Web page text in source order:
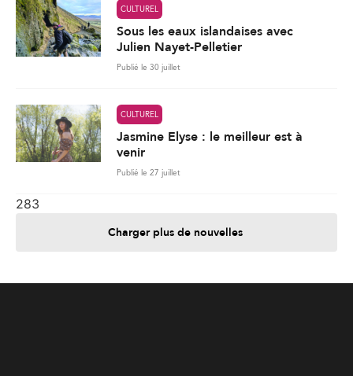
CULTUREL
Sous les eaux islandaises avec
Julien Nayet-Pelletier
Publié le 30 juillet
CULTUREL
Jasmine Elyse : le meilleur est à
venir
Publié le 27 juillet
283
Charger plus de nouvelles